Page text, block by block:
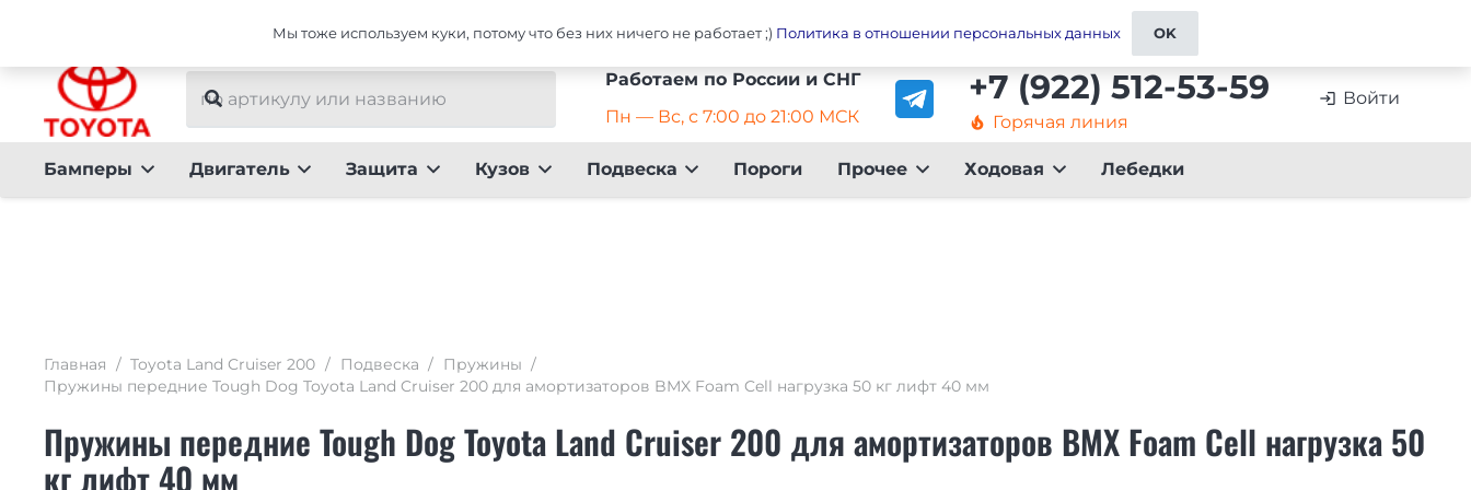
Интернет-магазин тюнинга для Toyota Land Cruiser 200 Главная Оплата Доставка Контакты и реквизиты
Работаем по России и СНГ
Пн — Вс, с 7:00 до 21:00 МСК
+7 (922) 512-53-59
local_fire_department Горячая линия
login Войти
Бамперы Двигатель Защита Кузов Подвеска Пороги Прочее Ходовая Лебедки
Главная / Toyota Land Cruiser 200 / Подвеска / Пружины /
Пружины передние Tough Dog Toyota Land Cruiser 200 для амортизаторов BMX Foam Cell нагрузка 50 кг лифт 40 мм
Пружины передние Tough Dog Toyota Land Cruiser 200 для амортизаторов BMX Foam Cell нагрузка 50
кг лифт 40 мм
Мы тоже используем куки, потому что без них ничего не работает ;) Политика в отношении персональных данных OK